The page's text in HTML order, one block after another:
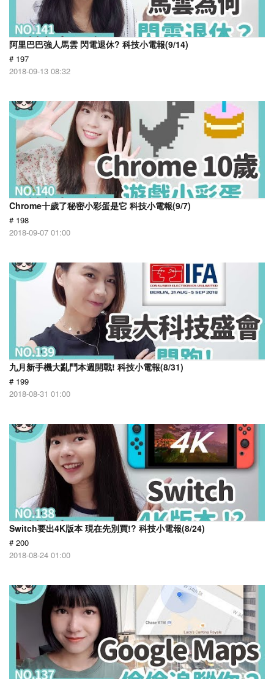
阿里巴巴強人馬雲 閃電退休? 科技小電報(9/14)
# 197
2018-09-13 08:32
Chrome十歲了秘密小彩蛋是它 科技小電報(9/7)
# 198
2018-09-07 01:00
九月新手機大亂鬥本週開戰! 科技小電報(8/31)
# 199
2018-08-31 01:00
Switch要出4K版本 現在先別買!? 科技小電報(8/24)
# 200
2018-08-24 01:00